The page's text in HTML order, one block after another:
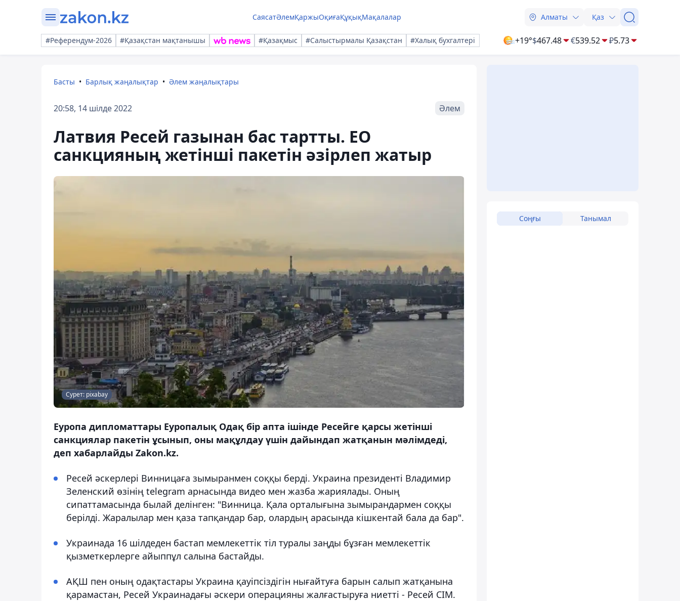
СаясатӘлемҚаржыОқиғаҚұқықМақалалар Алматы Қаз
#Референдум-2026 #Қазақстан мақтанышы #Қазақмыс #Салыстырмалы Қазақстан #Халық бухгалтері +19°$467.48 €539.52 ₽5.73
Басты Барлық жаңалықтар Әлем жаңалықтары
20:58, 14 шілде 2022 Әлем
Латвия Ресей газынан бас тартты. ЕО
санкцияның жетінші пакетін әзірлеп жатыр
Сурет: pixabay
Еуропа дипломаттары Еуропалық Одақ бір апта ішінде Ресейге қарсы жетінші
санкциялар пакетін ұсынып, оны мақұлдау үшін дайындап жатқанын мәлімдеді,
деп хабарлайды Zakon.kz.
Ресей әскерлері Винницаға зымыранмен соққы берді. Украина президенті Владимир
Зеленский өзінің telegram арнасында видео мен жазба жариялады. Оның
сипаттамасында былай делінген: "Винница. Қала орталығына зымырандармен соққы
берілді. Жаралылар мен қаза тапқандар бар, олардың арасында кішкентай бала да бар".
Украинада 16 шілдеден бастап мемлекеттік тіл туралы заңды бұзған мемлекеттік
қызметкерлерге айыппұл салына бастайды.
АҚШ пен оның одақтастары Украина қауіпсіздігін нығайтуға барын салып жатқанына
қарамастан, Ресей Украинадағы әскери операцияны жалғастыруға ниетті - Ресей СІМ.
Соңғы Танымал